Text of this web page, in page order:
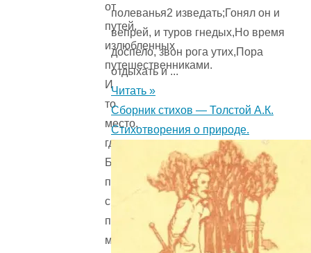
от
путей,
излюбленных
путешественниками.
И
то
место,
где
Билл
поставил
свою
палатку,
можно
полеванья2 изведать;Гонял он и
вепрей, и туров гнедых,Но время
доспело, звон рога утих,Пора
отдыхать и ...
Читать »
Сборник стихов — Толстой А.К.
Стихотворения о природе.